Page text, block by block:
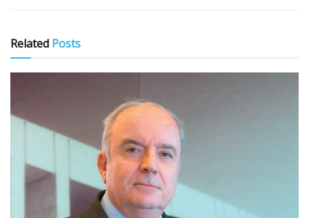
Related Posts